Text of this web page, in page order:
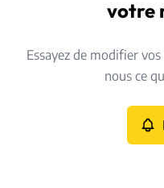
Maisons
Remove
Recherche
votre
Essayez de modifier
nous ce